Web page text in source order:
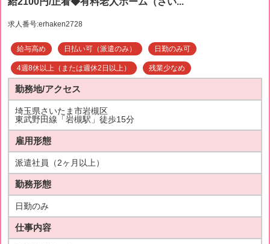
求人番号:erhaken2728
給与高め 日払い可（派遣のみ） 日勤のみ可
4週8休以上（または週休2日以上） 残業少なめ
勤務地/アクセス
埼玉県さいたま市岩槻区
東武野田線「岩槻駅」徒歩15分
雇用形態
派遣社員（2ヶ月以上）
勤務形態
日勤のみ
仕事内容